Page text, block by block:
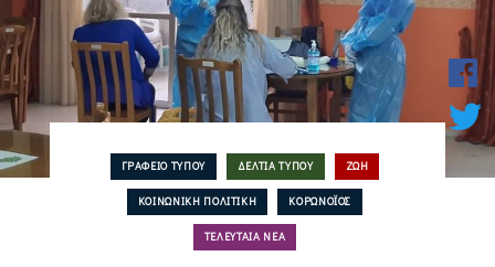
ΓΡΑΦΕΊΟ ΤΎΠΟΥ ΔΕΛΤΊΑ ΤΎΠΟΥ ΖΩΉ
ΚΟΙΝΩΝΙΚΉ ΠΟΛΙΤΙΚΉ ΚΟΡΩΝΟΪΌΣ
ΤΕΛΕΥΤΑΊΑ ΝΈΑ